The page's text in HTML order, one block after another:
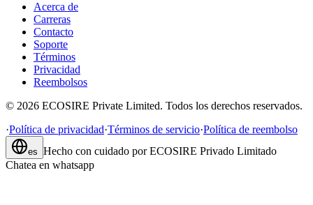
Acerca de
Carreras
Contacto
Soporte
Términos
Privacidad
Reembolsos
© 2026 ECOSIRE Private Limited. Todos los derechos reservados.
·Política de privacidad·Términos de servicio·Política de reembolso
es Hecho con cuidado por ECOSIRE Privado Limitado
Chatea en whatsapp